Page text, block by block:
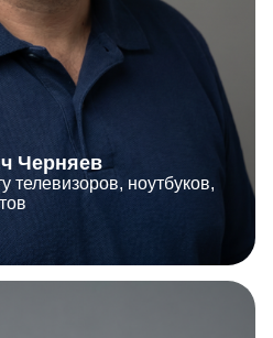
Черняев
телевизоров, ноутбуков,